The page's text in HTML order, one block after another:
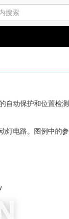
自动保护和位置检测
灯电路。图例中的参